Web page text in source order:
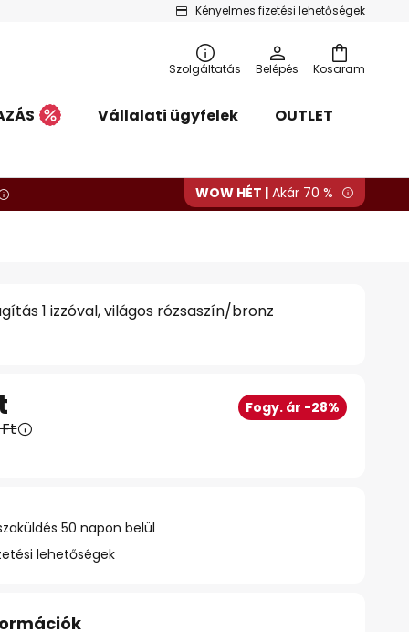
Kényelmes fizetési lehetőségek
Kosaram
Szolgáltatás Belépés
Vállalati ügyfelek OUTLET
WOW HÉT | Akár 70 %
1 izzóval, világos rózsaszín/bronz
Fogy. ár -28%
50 napon belül
lehetőségek